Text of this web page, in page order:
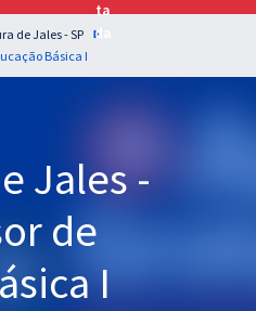
as principais
de Jales - SP
Básica I
Jales -
de
I